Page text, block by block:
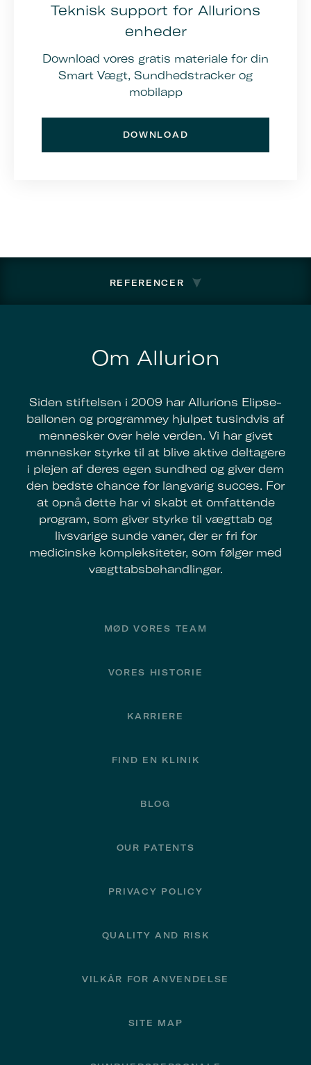
Teknisk support for Allurions
enheder
Download vores gratis materiale for din
Smart Vægt, Sundhedstracker og
mobilapp
DOWNLOAD
REFERENCER
Om Allurion
Siden stiftelsen i 2009 har Allurions Elipse-
ballonen og programmey hjulpet tusindvis af
mennesker over hele verden. Vi har givet
mennesker styrke til at blive aktive deltagere
i plejen af deres egen sundhed og giver dem
den bedste chance for langvarig succes. For
at opnå dette har vi skabt et omfattende
program, som giver styrke til vægttab og
livsvarige sunde vaner, der er fri for
medicinske kompleksiteter, som følger med
vægttabsbehandlinger.
FooterMØD VORES TEAM
VORES HISTORIE
KARRIERE
FIND EN KLINIK
BLOG
OUR PATENTS
PRIVACY POLICY
QUALITY AND RISK
VILKÅR FOR ANVENDELSE
SITE MAP